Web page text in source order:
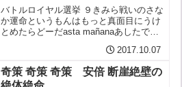
バトルロイヤル選挙 ９きみら戦いのさな
か運命というもんはもっと真面目にうけ
とめたらどーだasta mañanaあしたで間
にしてだと？まったく別世界に来てしま
っているじゃないかこれはまったく緊張
感の欠如した...
2017.10.07
奇策 奇策 奇策 安倍 断崖絶壁の